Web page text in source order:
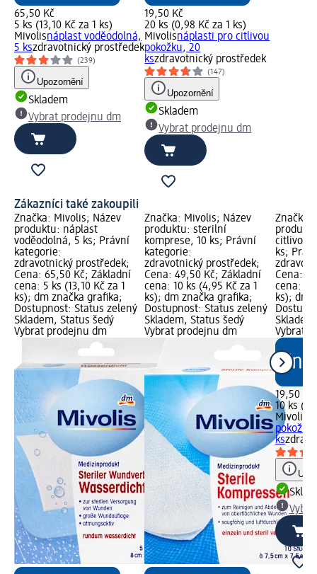
65,50 Kč
5 ks (13,10 Kč za 1 ks)
Mivolisnáplast voděodolná,
5 kszdravotnický prostředek
(239)
Upozornění
Skladem
Vybrat prodejnu dm
19,50 Kč
20 ks (0,98 Kč za 1 ks)
Mivolisnáplasti pro citlivou
pokožku, 20
kszdravotnický prostředek
(147)
Upozornění
Skladem
Vybrat prodejnu dm
Zákazníci také zakoupili
Značka: Mivolis; Název
produktu: náplast
voděodolná, 5 ks; Právní
kategorie:
zdravotnický prostředek;
Cena: 65,50 Kč; Základní
cena: 5 ks (13,10 Kč za 1
ks); dm značka grafika;
Dostupnost: Status zelený
Skladem, Status šedý
Vybrat prodejnu dm
Značka: Mivolis; Název
produktu: sterilní
komprese, 10 ks; Právní
kategorie:
zdravotnický prostředek;
Cena: 49,50 Kč; Základní
cena: 10 ks (4,95 Kč za 1
ks); dm značka grafika;
Dostupnost: Status zelený
Skladem, Status šedý
Vybrat prodejnu dm
Značka:
citlivou
ks;
Cena:
cena: 10
ks); dm
Vybrat
19,50 Kč
10 ks
Mivolis
pokožku
ks